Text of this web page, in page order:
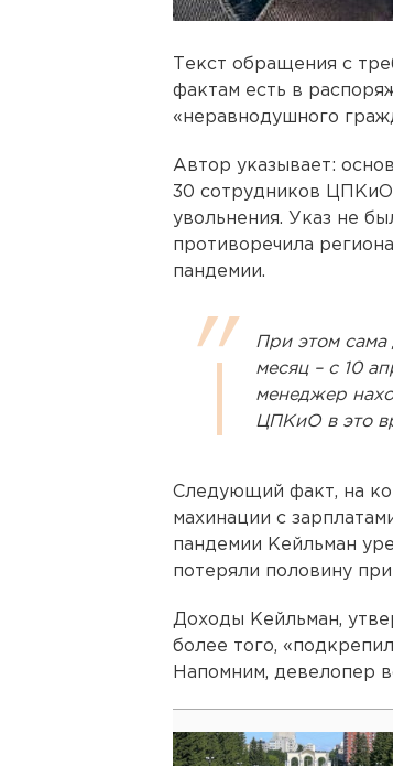
Текст обращения с
фактам есть в
«неравнодушного
Автор указывает:
30 сотрудников ЦПКиО
увольнения. Указ не
противоречила
пандемии.
При этом сама
месяц – с 10
менеджер
ЦПКиО в это
Следующий факт, на
махинации с
пандемии Кейльман
потеряли половину
Доходы Кейльман,
более того,
Напомним, девелопер